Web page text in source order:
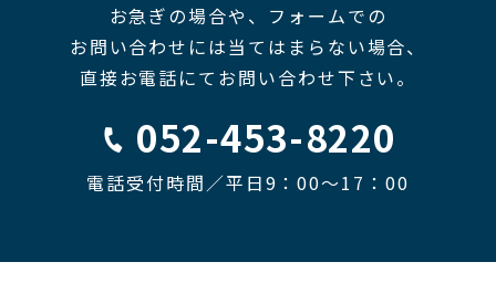
お急ぎの場合や、フォームでの
お問い合わせには当てはまらない場合、
直接お電話にてお問い合わせ下さい。
052-453-8220
電話受付時間／平日9：00〜17：00